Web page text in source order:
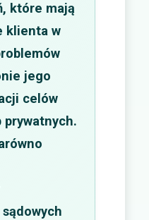
które mają
klienta w
jego
celów
prywatnych.